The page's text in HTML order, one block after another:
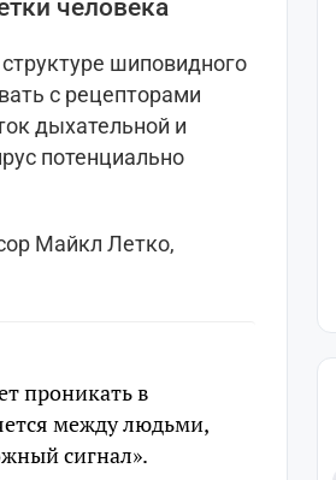
человека
шиповидного
с рецепторами
дыхательной и
потенциально
Майкл Летко,
проникать в
между людьми,
сигнал».